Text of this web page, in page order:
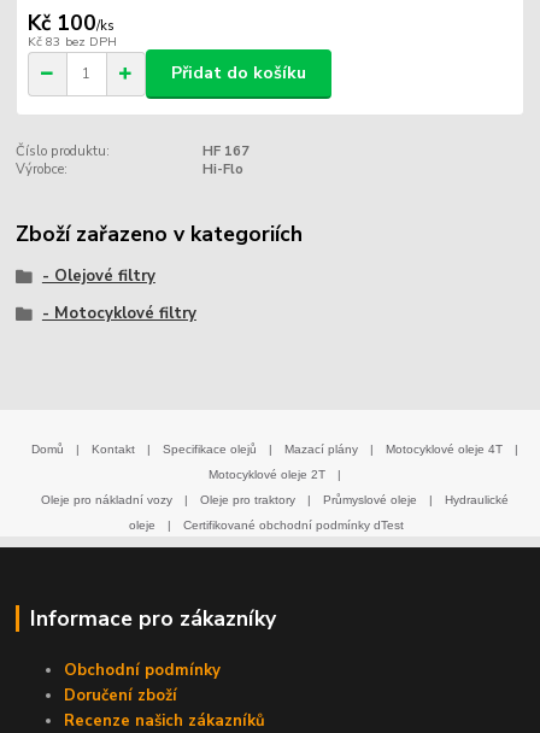
Kč 100/ks
Kč 83 bez DPH
Přidat do košíku
Číslo produktu:
HF 167
Výrobce:
Hi-Flo
Zboží zařazeno v kategoriích
- Olejové filtry
- Motocyklové filtry
Domů | Kontakt | Specifikace olejů | Mazací plány | Motocyklové oleje 4T
|
Motocyklové oleje 2T
|
Oleje pro nákladní vozy
| Oleje pro traktory | Průmyslové oleje |
Hydraulické
oleje
| Certifikované obchodní podmínky dTest
Informace pro zákazníky
Obchodní podmínky
Doručení zboží
Recenze našich zákazníků